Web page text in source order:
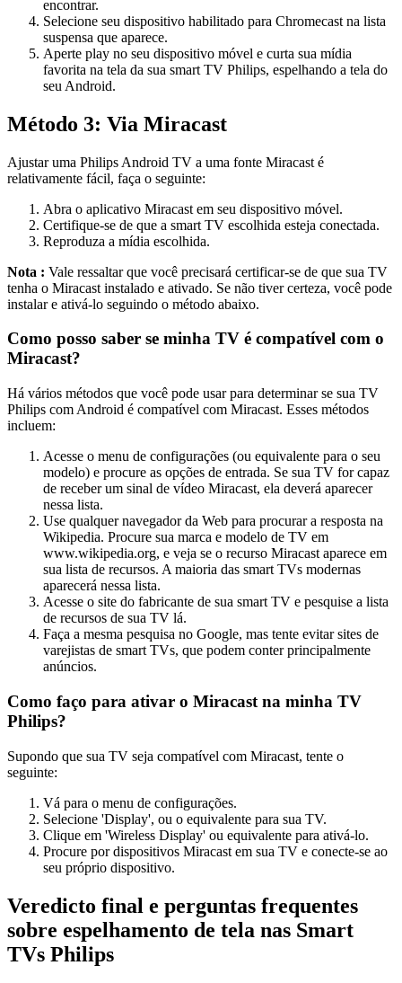
encontrar.
Selecione seu dispositivo habilitado para Chromecast na lista
suspensa que aparece.
Aperte play no seu dispositivo móvel e curta sua mídia
favorita na tela da sua smart TV Philips, espelhando a tela do
seu Android.
Método 3: Via Miracast
Ajustar uma Philips Android TV a uma fonte Miracast é
relativamente fácil, faça o seguinte:
Abra o aplicativo Miracast em seu dispositivo móvel.
Certifique-se de que a smart TV escolhida esteja conectada.
Reproduza a mídia escolhida.
Nota : Vale ressaltar que você precisará certificar-se de que sua TV
tenha o Miracast instalado e ativado. Se não tiver certeza, você pode
instalar e ativá-lo seguindo o método abaixo.
Como posso saber se minha TV é compatível com o
Miracast?
Há vários métodos que você pode usar para determinar se sua TV
Philips com Android é compatível com Miracast. Esses métodos
incluem:
Acesse o menu de configurações (ou equivalente para o seu
modelo) e procure as opções de entrada. Se sua TV for capaz
de receber um sinal de vídeo Miracast, ela deverá aparecer
nessa lista.
Use qualquer navegador da Web para procurar a resposta na
Wikipedia. Procure sua marca e modelo de TV em
www.wikipedia.org, e veja se o recurso Miracast aparece em
sua lista de recursos. A maioria das smart TVs modernas
aparecerá nessa lista.
Acesse o site do fabricante de sua smart TV e pesquise a lista
de recursos de sua TV lá.
Faça a mesma pesquisa no Google, mas tente evitar sites de
varejistas de smart TVs, que podem conter principalmente
anúncios.
Como faço para ativar o Miracast na minha TV
Philips?
Supondo que sua TV seja compatível com Miracast, tente o
seguinte:
Vá para o menu de configurações.
Selecione 'Display', ou o equivalente para sua TV.
Clique em 'Wireless Display' ou equivalente para ativá-lo.
Procure por dispositivos Miracast em sua TV e conecte-se ao
seu próprio dispositivo.
Veredicto final e perguntas frequentes
sobre espelhamento de tela nas Smart
TVs Philips